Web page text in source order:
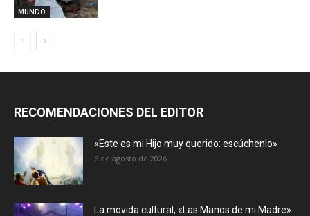
MUNDO
RECOMENDACIONES DEL EDITOR
«Este es mi Hijo muy querido: escúchenlo»
6 de agosto de 2026
La movida cultural, «Las Manos de mi Madre»